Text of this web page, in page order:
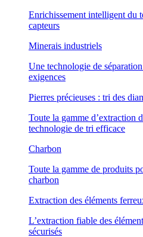
Enrichissement intelligent du
capteurs
Minerais industriels
Une technologie de
exigences
Pierres précieuses : tri des
Toute la gamme d’extraction
technologie de tri efficace
Charbon
Toute la gamme de produits
charbon
Extraction des éléments
L’extraction fiable des
sécurisés